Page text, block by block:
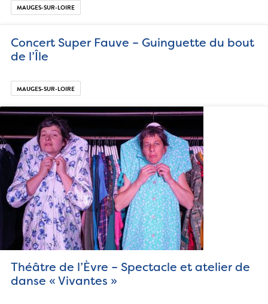
MAUGES-SUR-LOIRE
Concert Super Fauve – Guinguette du bout
de l’Île
MAUGES-SUR-LOIRE
Théâtre de l’Èvre – Spectacle et atelier de
danse « Vivantes »